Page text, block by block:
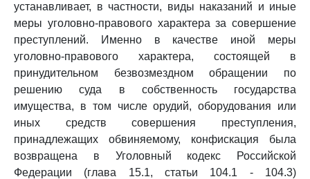
устанавливает, в частности, виды наказаний и иные
меры уголовно-правового характера за совершение
преступлений. Именно в качестве иной меры
уголовно-правового характера, состоящей в
принудительном безвозмездном обращении по
решению суда в собственность государства
имущества, в том числе орудий, оборудования или
иных средств совершения преступления,
принадлежащих обвиняемому, конфискация была
возвращена в Уголовный кодекс Российской
Федерации (глава 15.1, статьи 104.1 - 104.3)